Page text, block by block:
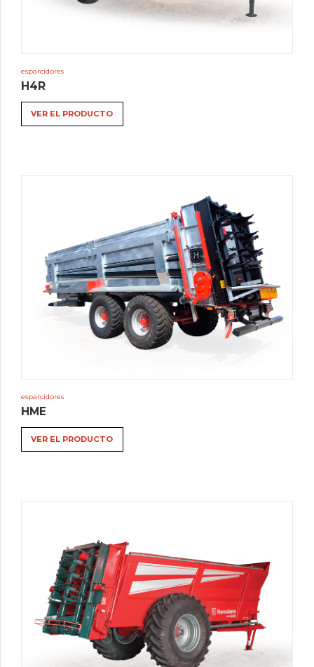
esparcidores
H4R
VER EL PRODUCTO
esparcidores
HME
VER EL PRODUCTO